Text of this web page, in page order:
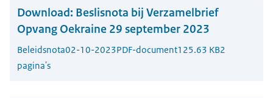
Download: Beslisnota bij Verzamelbrief
Opvang Oekraine 29 september 2023
Beleidsnota02-10-2023PDF-document125.63 KB2
pagina's